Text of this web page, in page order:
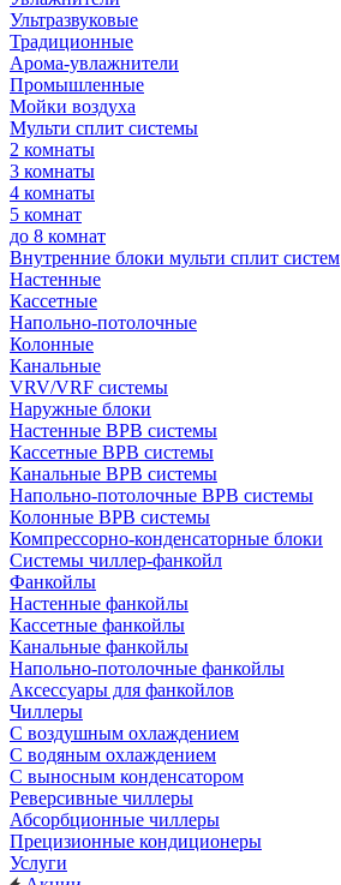
Ультразвуковые
Традиционные
Арома-увлажнители
Промышленные
Мойки воздуха
Мульти сплит системы
2 комнаты
3 комнаты
4 комнаты
5 комнат
до 8 комнат
Внутренние блоки мульти сплит систем
Настенные
Кассетные
Напольно-потолочные
Колонные
Канальные
VRV/VRF системы
Наружные блоки
Настенные ВРВ системы
Кассетные ВРВ системы
Канальные ВРВ системы
Напольно-потолочные ВРВ системы
Колонные ВРВ системы
Компрессорно-конденсаторные блоки
Системы чиллер-фанкойл
Фанкойлы
Настенные фанкойлы
Кассетные фанкойлы
Канальные фанкойлы
Напольно-потолочные фанкойлы
Аксессуары для фанкойлов
Чиллеры
С воздушным охлаждением
С водяным охлаждением
С выносным конденсатором
Реверсивные чиллеры
Абсорбционные чиллеры
Прецизионные кондиционеры
Услуги